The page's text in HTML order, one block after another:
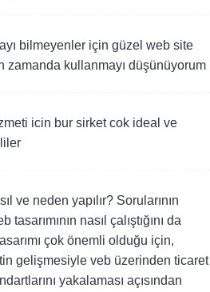
bilmeyenler için güzel web site
zamanda kullanmayı düşünüyorum
icin bur sirket cok ideal ve
ve neden yapılır? Sorularının
tasarımının nasıl çalıştığını da
çok önemli olduğu için,
gelişmesiyle veb üzerinden ticaret
yakalaması açısından